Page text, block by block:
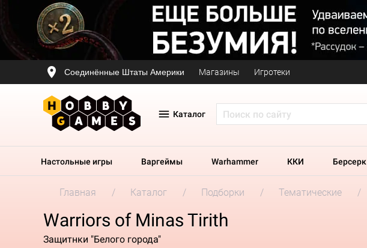
Соединённые Штаты Америки Магазины Игротеки
Каталог
Настольные игры Варгеймы Warhammer ККИ Берсерк
Главная Каталог Подборки Тематические
Warriors of Minas Tirith
Защитнки "Белого города"